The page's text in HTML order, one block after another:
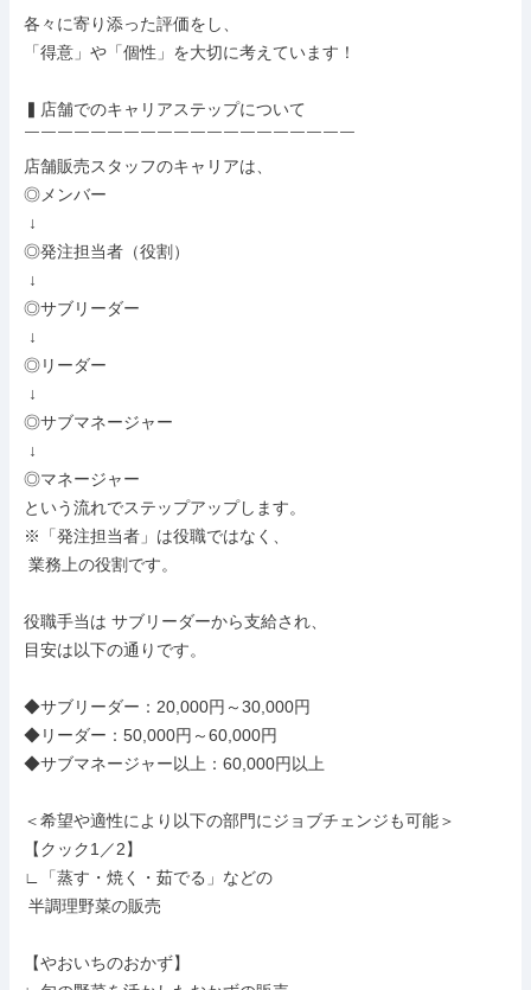
各々に寄り添った評価をし、
「得意」や「個性」を大切に考えています！
▍店舗でのキャリアステップについて
￣￣￣￣￣￣￣￣￣￣￣￣￣￣￣￣￣￣￣￣
店舗販売スタッフのキャリアは、
◎メンバー
◎発注担当者（役割）
◎サブリーダー
◎リーダー
◎サブマネージャー
◎マネージャー
という流れでステップアップします。
※「発注担当者」は役職ではなく、
役職手当は サブリーダーから支給され、
目安は以下の通りです。
◆サブリーダー：20,000円～30,000円
◆リーダー：50,000円～60,000円
◆サブマネージャー以上：60,000円以上
＜希望や適性により以下の部門にジョブチェンジも可能＞
【クック1／2】
∟「蒸す・焼く・茹でる」などの
【やおいちのおかず】